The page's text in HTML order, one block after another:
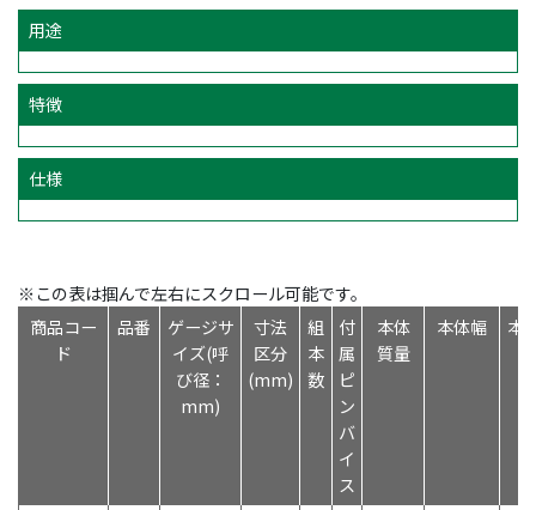
用途
特徴
仕様
※この表は掴んで左右にスクロール可能です。
商品コー
ド
品番
ゲージサ
イズ(呼
び径：
mm)
寸法
区分
(mm)
組
本
数
付
属
ピ
ン
バ
イ
ス
本体
質量
本体幅
本